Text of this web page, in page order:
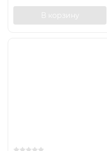
В корзину